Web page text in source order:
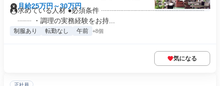
月給25万円～30万円
求めている人材 ●必須条件 ┈┈┈┈┈┈┈┈┈┈┈┈┈┈┈
┈┈ ・調理の実務経験をお持...
制服あり 転勤なし 午前 +8個
気になる
正社員